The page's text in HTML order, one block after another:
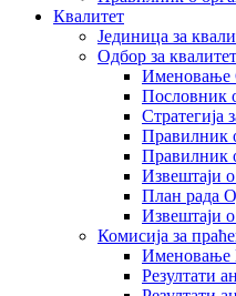
Квалитет
Јединица за
Одбор за квалитет
Именовање
Пословник
Стратегија
Правилник
Правилник
Извештаји
План рада
Извештаји
Комисија за
Именовање
Резултати